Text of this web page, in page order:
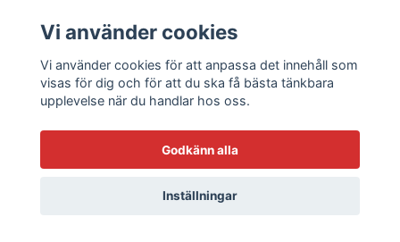
Vi använder cookies
Vi använder cookies för att anpassa det innehåll som
visas för dig och för att du ska få bästa tänkbara
upplevelse när du handlar hos oss.
Godkänn alla
Inställningar